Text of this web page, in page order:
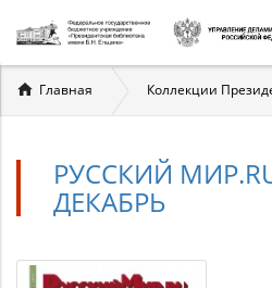
Вы
здесь
Главная Коллекции
РУССКИЙ
ДЕКАБРЬ